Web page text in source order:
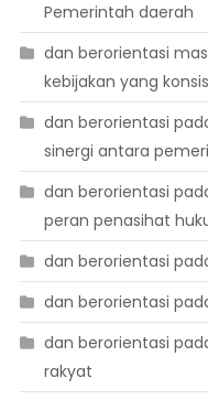
Pemerintah daerah
dan berorientasi
kebijakan yang
dan berorientasi
sinergi antara
dan berorientasi
peran penasihat
dan berorientasi
dan berorientasi
dan berorientasi
rakyat